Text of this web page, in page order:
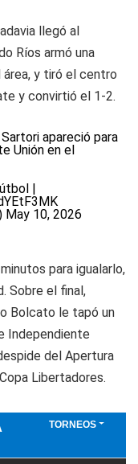
llegó al
Ríos armó una
área, y tiró el centro
y convirtió el 1-2.
apareció para
Unión en el
|
May 10, 2026
para igualarlo,
Sobre el final,
Bolcato le tapó un
Independiente
del Apertura
Libertadores.